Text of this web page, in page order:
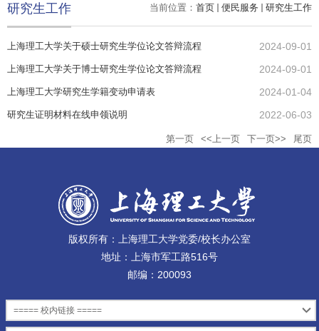
当前位置： 首页 便民服务 研究生工作
研究生工作
上海理工大学关于硕士研究生学位论文答辩流程 2024-09-01
上海理工大学关于博士研究生学位论文答辩流程 2024-09-01
上海理工大学研究生学籍变动申请表 2024-01-04
研究生证明材料在线申领说明 2022-06-03
第一页 <<上一页 下一页>> 尾页
版权所有：上海理工大学党委/校长办公室
地址：上海市军工路516号
邮编：200093
===== 校内链接 =====